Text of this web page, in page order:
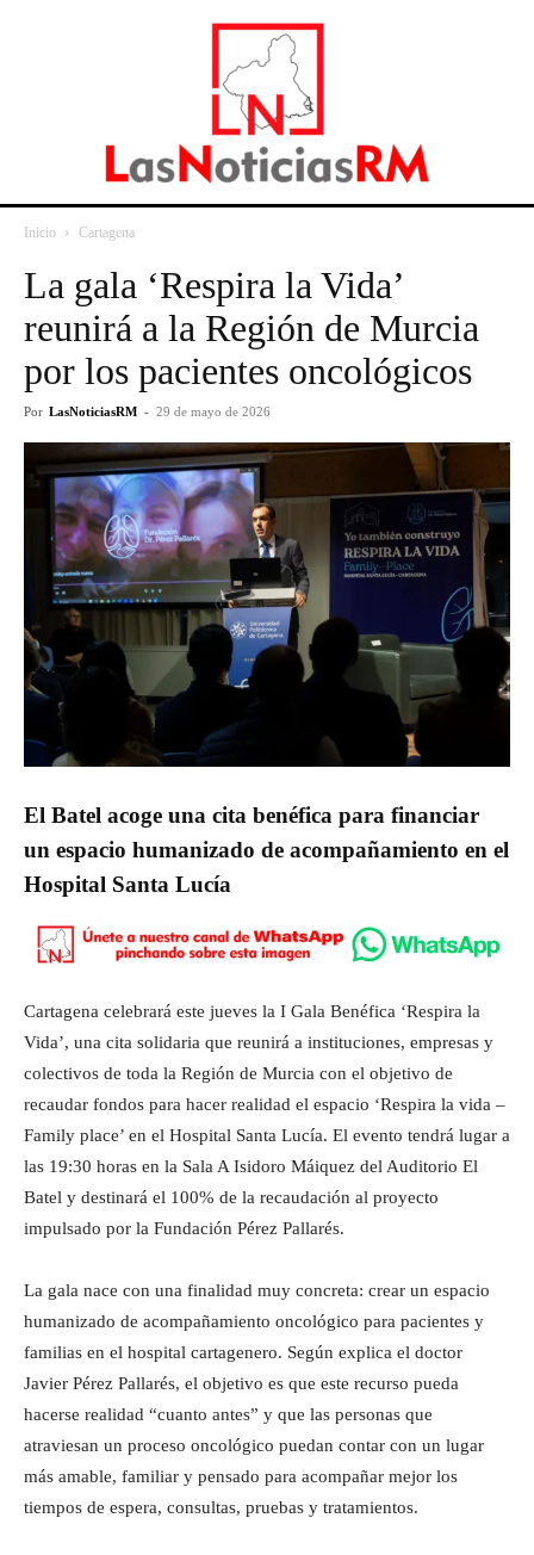
Inicio Cartagena
La gala ‘Respira la Vida’
reunirá a la Región de Murcia
por los pacientes oncológicos
Por LasNoticiasRM - 29 de mayo de 2026
El Batel acoge una cita benéfica para financiar
un espacio humanizado de acompañamiento en el
Hospital Santa Lucía
Cartagena celebrará este jueves la I Gala Benéfica ‘Respira la
Vida’, una cita solidaria que reunirá a instituciones, empresas y
colectivos de toda la Región de Murcia con el objetivo de
recaudar fondos para hacer realidad el espacio ‘Respira la vida –
Family place’ en el Hospital Santa Lucía. El evento tendrá lugar a
las 19:30 horas en la Sala A Isidoro Máiquez del Auditorio El
Batel y destinará el 100% de la recaudación al proyecto
impulsado por la Fundación Pérez Pallarés.
La gala nace con una finalidad muy concreta: crear un espacio
humanizado de acompañamiento oncológico para pacientes y
familias en el hospital cartagenero. Según explica el doctor
Javier Pérez Pallarés, el objetivo es que este recurso pueda
hacerse realidad “cuanto antes” y que las personas que
atraviesan un proceso oncológico puedan contar con un lugar
más amable, familiar y pensado para acompañar mejor los
tiempos de espera, consultas, pruebas y tratamientos.